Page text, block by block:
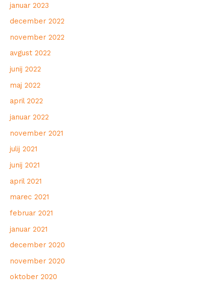
januar 2023
december 2022
november 2022
avgust 2022
junij 2022
maj 2022
april 2022
januar 2022
november 2021
julij 2021
junij 2021
april 2021
marec 2021
februar 2021
januar 2021
december 2020
november 2020
oktober 2020